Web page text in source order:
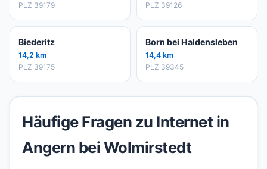
PLZ 39179
PLZ 39126
Biederitz
14,2 km
PLZ 39175
Born bei Haldensleben
14,4 km
PLZ 39345
Häufige Fragen zu Internet in
Angern bei Wolmirstedt